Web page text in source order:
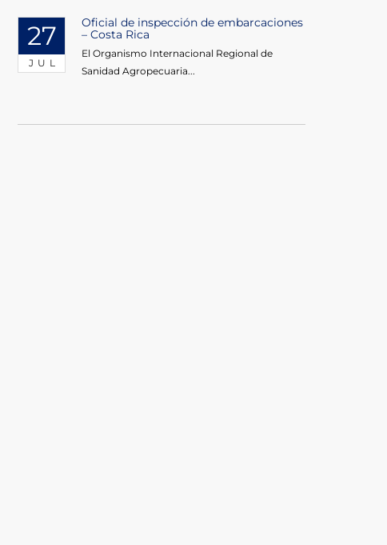
27
JUL
Oficial de inspección de embarcaciones
– Costa Rica
El Organismo Internacional Regional de
Sanidad Agropecuaria...